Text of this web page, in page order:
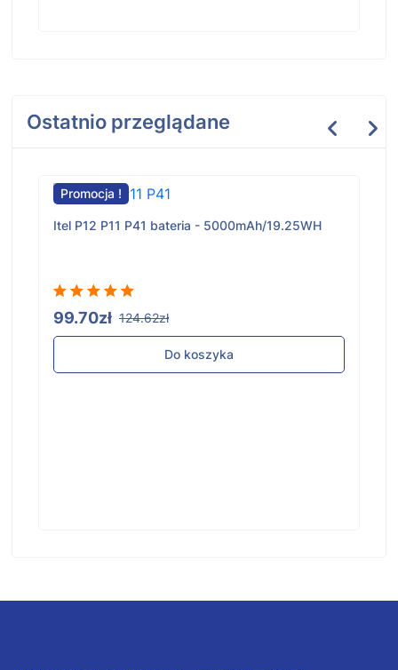
Ostatnio przeglądane
Promocja !
Itel P12 P11 P41 bateria - 5000mAh/19.25WH
99.70zł 124.62zł
Do koszyka